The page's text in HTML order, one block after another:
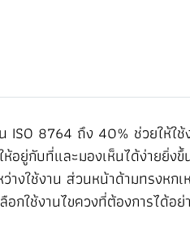
ISO 8764 ถึง 40% ช่วยให้ใ
อยู่กับที่และมองเห็นได้ง่ายยิ่ง
งใช้งาน ส่วนหน้าด้ามทรงหกเ
ช้งานไขควงที่ต้องการได้อย่